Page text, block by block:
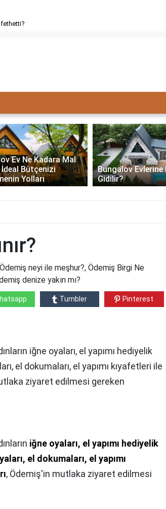
Ev Ne Kadara Mal
Bütçenizi
Yolları
Bungalov Evlerine
Gidilir?
neyi ile meşhur?, Ödemiş Birgi Ne
denize yakın mı?
Tumbler Pinterest
iğne oyaları, el yapımı hediyelik
el dokumaları, el yapımı kıyafetleri ile
ziyaret edilmesi gereken
iğne oyaları, el yapımı hediyelik
el dokumaları, el yapımı
, Ödemiş'in mutlaka ziyaret edilmesi